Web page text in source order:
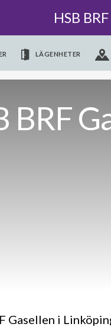
HSB
LÄGENHETER
BRF
Gasellen i